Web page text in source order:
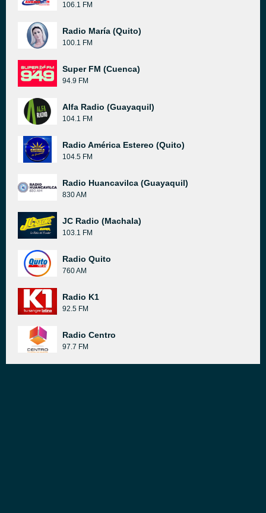
106.1 FM
Radio María (Quito)
100.1 FM
Super FM (Cuenca)
94.9 FM
Alfa Radio (Guayaquil)
104.1 FM
Radio América Estereo (Quito)
104.5 FM
Radio Huancavilca (Guayaquil)
830 AM
JC Radio (Machala)
103.1 FM
Radio Quito
760 AM
Radio K1
92.5 FM
Radio Centro
97.7 FM